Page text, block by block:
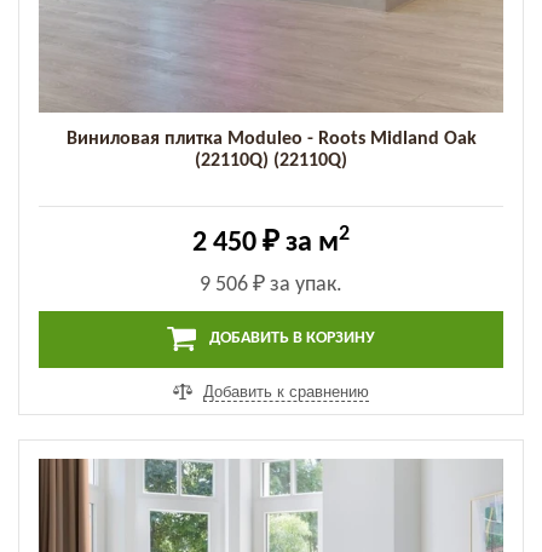
Виниловая плитка Moduleo - Roots Midland Oak
(22110Q) (22110Q)
2 450 ₽ за м2
9 506 ₽ за упак.
ДОБАВИТЬ В КОРЗИНУ
Добавить к сравнению